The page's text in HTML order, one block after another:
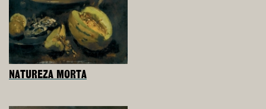
NATUREZA MORTA